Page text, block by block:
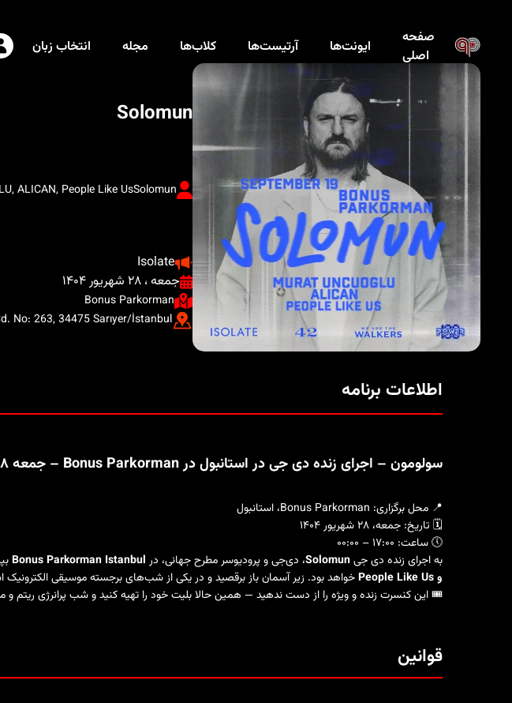
صفحه
اصلی
ایونت‌ها آرتیست‌ها کلاب‌ها مجله انتخاب زبان
Solomun
Solomun
ALICAN, People Like Us
Isolate
جمعه ، ۲۸ شهریور ۱۴۰۴
Bonus Parkorman
No: 263, 34475 Sarıyer/İstanbul
اطلاعات برنامه
سولومون – اجرای زنده دی جی در استانبول در Bonus Parkorman – جمعه ۲۸ شهریور ۱۴۰۴ 🎶🇩🇪
📍 محل برگزاری: Bonus Parkorman، استانبول
🗓️ تاریخ: جمعه، ۲۸ شهریور ۱۴۰۴
🕔 ساعت: ۱۷:۰۰ – ۰۰:۰۰
به اجرای زنده دی جیSolomun، دی‌جی و پرودیوسر مطرح جهانی، در Bonus Parkorman Istanbul
و People Like Us
خواهد بود. زیر آسمان باز برقصید و در یکی از شب‌های برجسته موسیقی الکترونیک
🎟️ این کنسرت زنده و ویژه را از دست ندهید — همین حالا بلیت خود را تهیه کنید و شب پرانرژی ریتم و
قوانین